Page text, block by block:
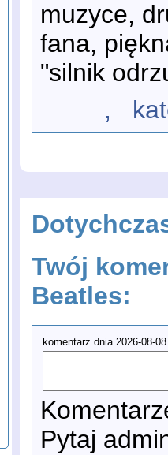
muzyce,
fana,
"silnik
,
Twój
Beatles:
komentarz dnia 2026-08-
Pytaj